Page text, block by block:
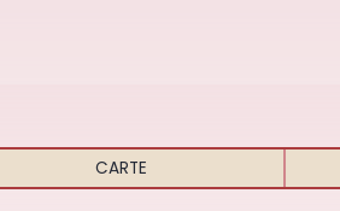
CARTE